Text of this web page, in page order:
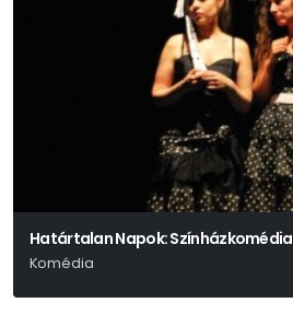
Határtalan Napok: Színházkomédia
Komédia